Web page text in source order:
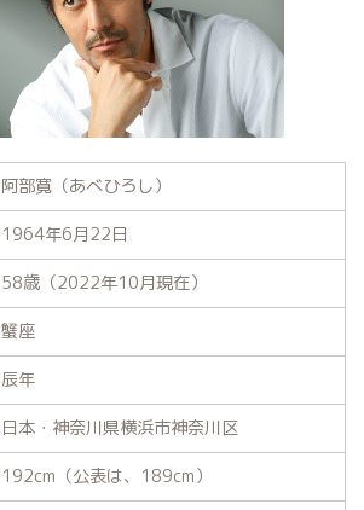
阿部寛（あべひろし）
1964年6月22日
58歳（2022年10月現在）
蟹座
辰年
日本・神奈川県横浜市神奈川区
192cm（公表は、189cm）